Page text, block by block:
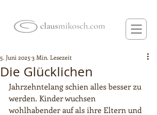
Die Glücklichen
5. Juni 2025 3 Min. Lesezeit
Jahrzehntelang schien alles besser zu
werden. Kinder wuchsen
wohlhabender auf als ihre Eltern und